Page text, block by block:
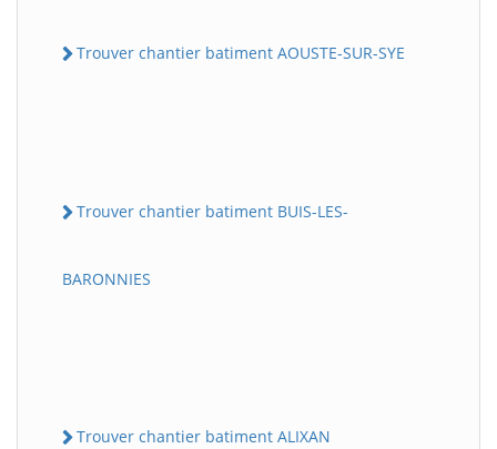
Trouver chantier batiment AOUSTE-SUR-SYE
Trouver chantier batiment BUIS-LES-
BARONNIES
Trouver chantier batiment ALIXAN